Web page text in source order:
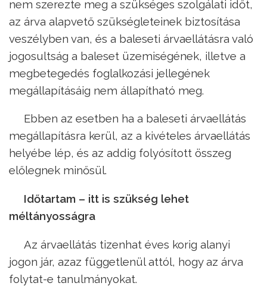
nem szerezte meg a szükséges szolgálati időt,
az árva alapvető szükségleteinek biztosítása
veszélyben van, és a baleseti árvaellátásra való
jogosultság a baleset üzemiségének, illetve a
megbetegedés foglalkozási jellegének
megállapításáig nem állapítható meg.
Ebben az esetben ha a baleseti árvaellátás
megállapításra kerül, az a kivételes árvaellátás
helyébe lép, és az addig folyósított összeg
előlegnek minősül.
Időtartam – itt is szükség lehet
méltányosságra
Az árvaellátás tizenhat éves korig alanyi
jogon jár, azaz függetlenül attól, hogy az árva
folytat-e tanulmányokat.